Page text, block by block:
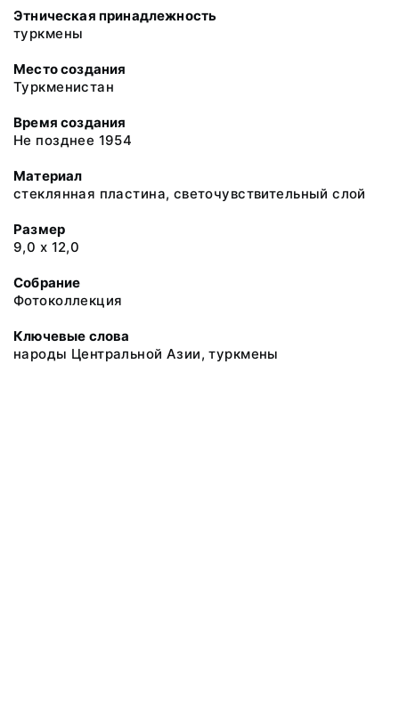
Этническая принадлежность
туркмены
Место создания
Туркменистан
Время создания
Не позднее 1954
Материал
стеклянная пластина, светочувствительный слой
Размер
9,0 х 12,0
Собрание
Фотоколлекция
Ключевые слова
народы Центральной Азии, туркмены